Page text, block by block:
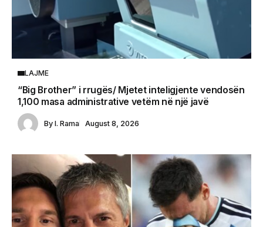
LAJME
“Big Brother” i rrugës/ Mjetet inteligjente vendosën
1,100 masa administrative vetëm në një javë
By I. Rama August 8, 2026